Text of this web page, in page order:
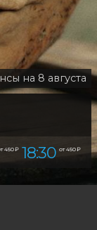
на 8 августа
450 ₽ 18:30 от 450 ₽